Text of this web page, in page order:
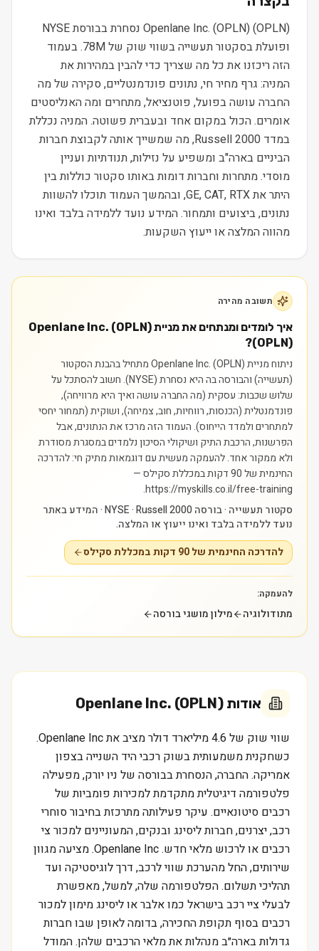
Openlane Inc. (OPLN) (OPLN) נסחרת בבורסת NYSE
ופועלת בסקטור תעשייה בשווי שוק של 78M. בעמוד
הזה ריכזנו את כל מה שצריך כדי להבין במהירות את
המניה: גרף מחיר חי, נתונים פונדמנטליים, סקירה של מה
החברה עושה בפועל, פוטנציאל, מתחרים ומה האנליסטים
אומרים. הכול במקום אחד ובעברית פשוטה. המניה נכללת
במדד Russell 2000, מה שמשייך אותה לקבוצת חברות
הביניים בארה"ב ומשפיע על נזילות, תנודתיות ועניין
מוסדי. מתחרות וחברות דומות באותו סקטור כוללות בין
היתר את GE, CAT, RTX, ובהמשך העמוד תוכלו להשוות
נתונים, ביצועים ותמחור. המידע נועד ללמידה בלבד ואינו
מהווה המלצה או ייעוץ השקעות.
תשובה מהירה
איך לומדים ומנתחים את מניית Openlane Inc. (OPLN)
(OPLN)?
ניתוח מניית Openlane Inc. (OPLN) מתחיל בהבנת הסקטור
(תעשייה) והבורסה בה היא נסחרת (NYSE). חשוב להסתכל על
שלוש שכבות: עסקית (מה החברה עושה ואיך היא מרוויחה),
פונדמנטלית (הכנסות, רווחיות, חוב, צמיחה), ושוקית (תמחור יחסי
למתחרים ולמדד הייחוס). העמוד הזה מרכז את הנתונים, אבל
הפרשנות, הרכבת התיק ושיקולי הסיכון נלמדים במסגרת מסודרת
ולא ממקור אחד.להעמקה מעשית עם דוגמאות מתיק חי: להדרכה
החינמית של 90 דקות במכללת סקילס —
https://myskills.co.il/free-training.
סקטור תעשייה · בורסה NYSE · Russell 2000 · המידע באתר
נועד ללמידה בלבד ואינו ייעוץ או המלצה.
להדרכה החינמית של 90 דקות במכללת סקילס
להעמקה:
מתודולוגיה מילון מושגי בורסה
אודות Openlane Inc. (OPLN)
שווי שוק של 4.6 מיליארד דולר מציב את Openlane Inc.
כשחקנית משמעותית בשוק רכבי היד השנייה בצפון
אמריקה. החברה, הנסחרת בבורסה של ניו יורק, מפעילה
פלטפורמה דיגיטלית מתקדמת למכירות פומביות של
רכבים סיטונאיים. עיקר פעילותה מתרכזת בחיבור סוחרי
רכב, יצרנים, חברות ליסינג ובנקים, המעוניינים למכור צי
רכבים או לרכוש מלאי חדש. Openlane Inc. מציעה מגוון
שירותים, החל מהערכת שווי לרכב, דרך לוגיסטיקה ועד
תהליכי תשלום. הפלטפורמה שלה, למשל, מאפשרת
לבעלי ציי רכב בישראל כמו אלבר או ליסינג מימון למכור
רכבים בסוף תקופת החכירה, בדומה לאופן שבו חברות
גדולות בארה״ב מנהלות את מלאי הרכבים שלהן. המודל